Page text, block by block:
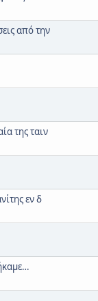
από την
της ταιν
εν δ